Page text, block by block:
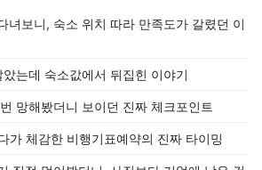
녀보니, 숙소 위치 따라 만족도가 갈렸던 이
는데 숙소값에서 뒤집힌 이야기
망해봤더니 보이던 진짜 체크포인트
가 체감한 비행기표예약의 진짜 타이밍